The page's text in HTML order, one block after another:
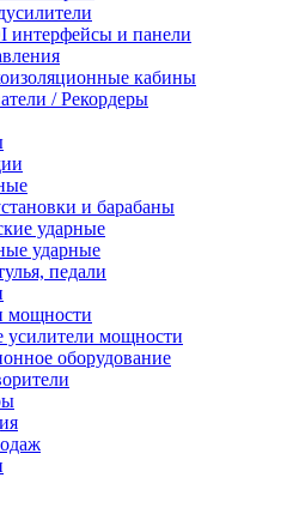
интерфейсы и панели
кабины
/ Рекордеры
и барабаны
ударные
ударные
педали
мощности
мощности
оборудование